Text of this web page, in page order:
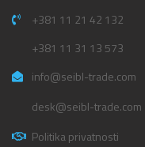
+381 11 21 42 132
+381 11 31 13 573
info@seibl-trade.com
desk@seibl-trade.com
Politika privatnosti